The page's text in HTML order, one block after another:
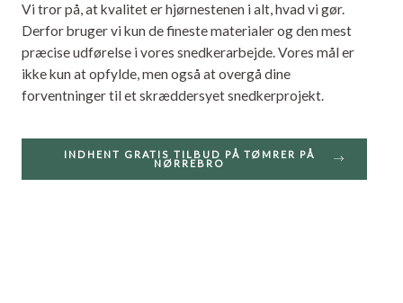
Vi tror på, at kvalitet er hjørnestenen i alt, hvad vi gør.
Derfor bruger vi kun de fineste materialer og den mest
præcise udførelse i vores snedkerarbejde. Vores mål er
ikke kun at opfylde, men også at overgå dine
forventninger til et skræddersyet snedkerprojekt.
INDHENT GRATIS TILBUD PÅ TØMRER PÅ
NØRREBRO